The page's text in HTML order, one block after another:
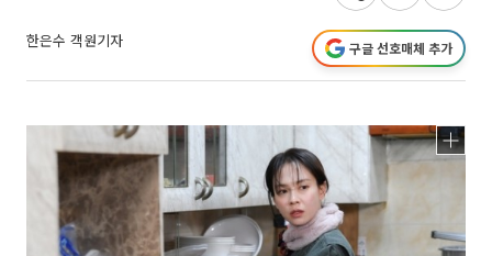
한은수 객원기자 구글 선호매체 추가